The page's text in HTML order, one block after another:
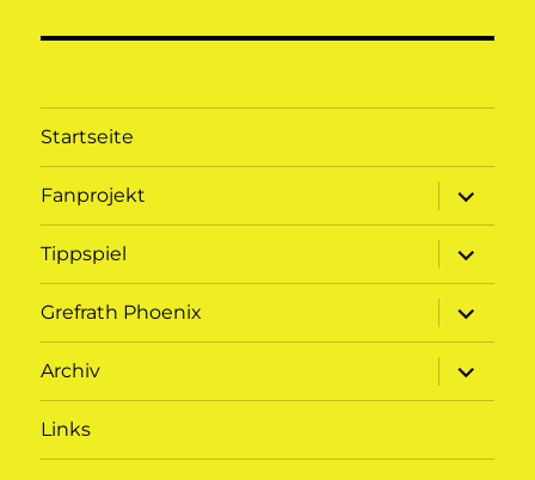
Startseite
Fanprojekt
öffnen
Tippspiel
öffnen
Grefrath Phoenix
öffnen
Archiv
öffnen
Links